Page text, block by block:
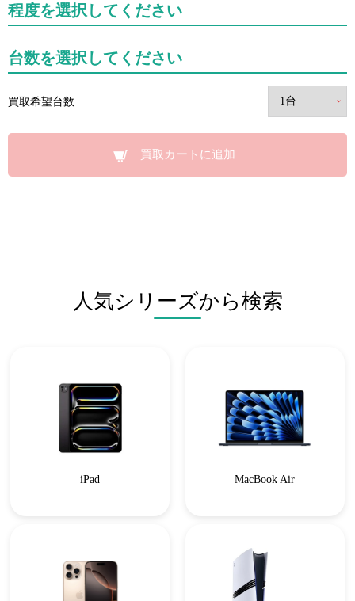
程度を選択してください
台数を選択してください
買取希望台数
買取カートに追加
人気シリーズから検索
iPad MacBook Air